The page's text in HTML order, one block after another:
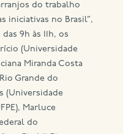
do trabalho
iniciativas no Brasil”,
9h às 11h, os
(Universidade
Miranda Costa
Grande do
(Universidade
Marluce
do